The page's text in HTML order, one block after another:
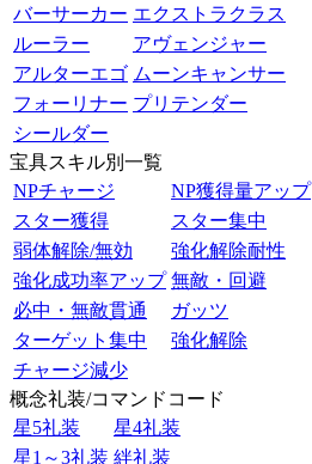
バーサーカー エクストラクラス
ルーラー
アヴェンジャー
アルターエゴ ムーンキャンサー
フォーリナー プリテンダー
シールダー
宝具スキル別一覧
NPチャージ
NP獲得量アップ
スター獲得
スター集中
弱体解除/無効
強化解除耐性
強化成功率アップ 無敵・回避
必中・無敵貫通
ガッツ
ターゲット集中
強化解除
チャージ減少
概念礼装/コマンドコード
星5礼装
星4礼装
星1～3礼装 絆礼装